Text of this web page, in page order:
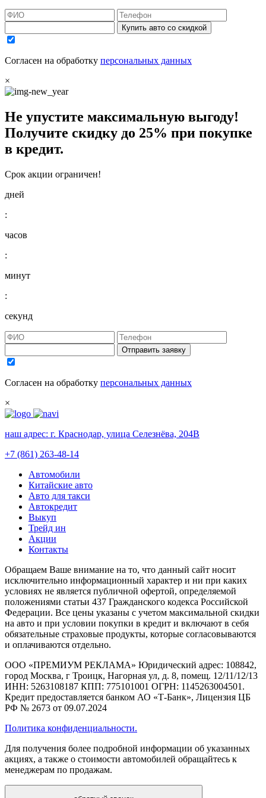
Купить авто со скидкой
Согласен на обработку персональных данных
×
Не упустите максимальную выгоду!
Получите скидку до 25% при покупке
в кредит.
Срок акции ограничен!
дней
:
часов
:
минут
:
секунд
Отправить заявку
Согласен на обработку персональных данных
×
наш адрес: г. Краснодар, улица Селезнёва, 204В
+7 (861) 263-48-14
Автомобили
Китайские авто
Авто для такси
Автокредит
Выкуп
Трейд ин
Акции
Контакты
Обращаем Ваше внимание на то, что данный сайт носит
исключительно информационный характер и ни при каких
условиях не является публичной офертой, определяемой
положениями статьи 437 Гражданского кодекса Российской
Федерации. Все цены указаны с учетом максимальной скидки
на авто и при условии покупки в кредит и включают в себя
обязательные страховые продукты, которые согласовываются
и оплачиваются отдельно.
ООО «ПРЕМИУМ РЕКЛАМА» Юридический адрес: 108842,
город Москва, г Троицк, Нагорная ул, д. 8, помещ. 12/11/12/13
ИНН: 5263108187 КПП: 775101001 ОГРН: 1145263004501.
Кредит предоставляется банком АО «Т-Банк», Лицензия ЦБ
РФ № 2673 от 09.07.2024
Политика конфиденциальности.
Для получения более подробной информации об указанных
акциях, а также о стоимости автомобилей обращайтесь к
менеджерам по продажам.